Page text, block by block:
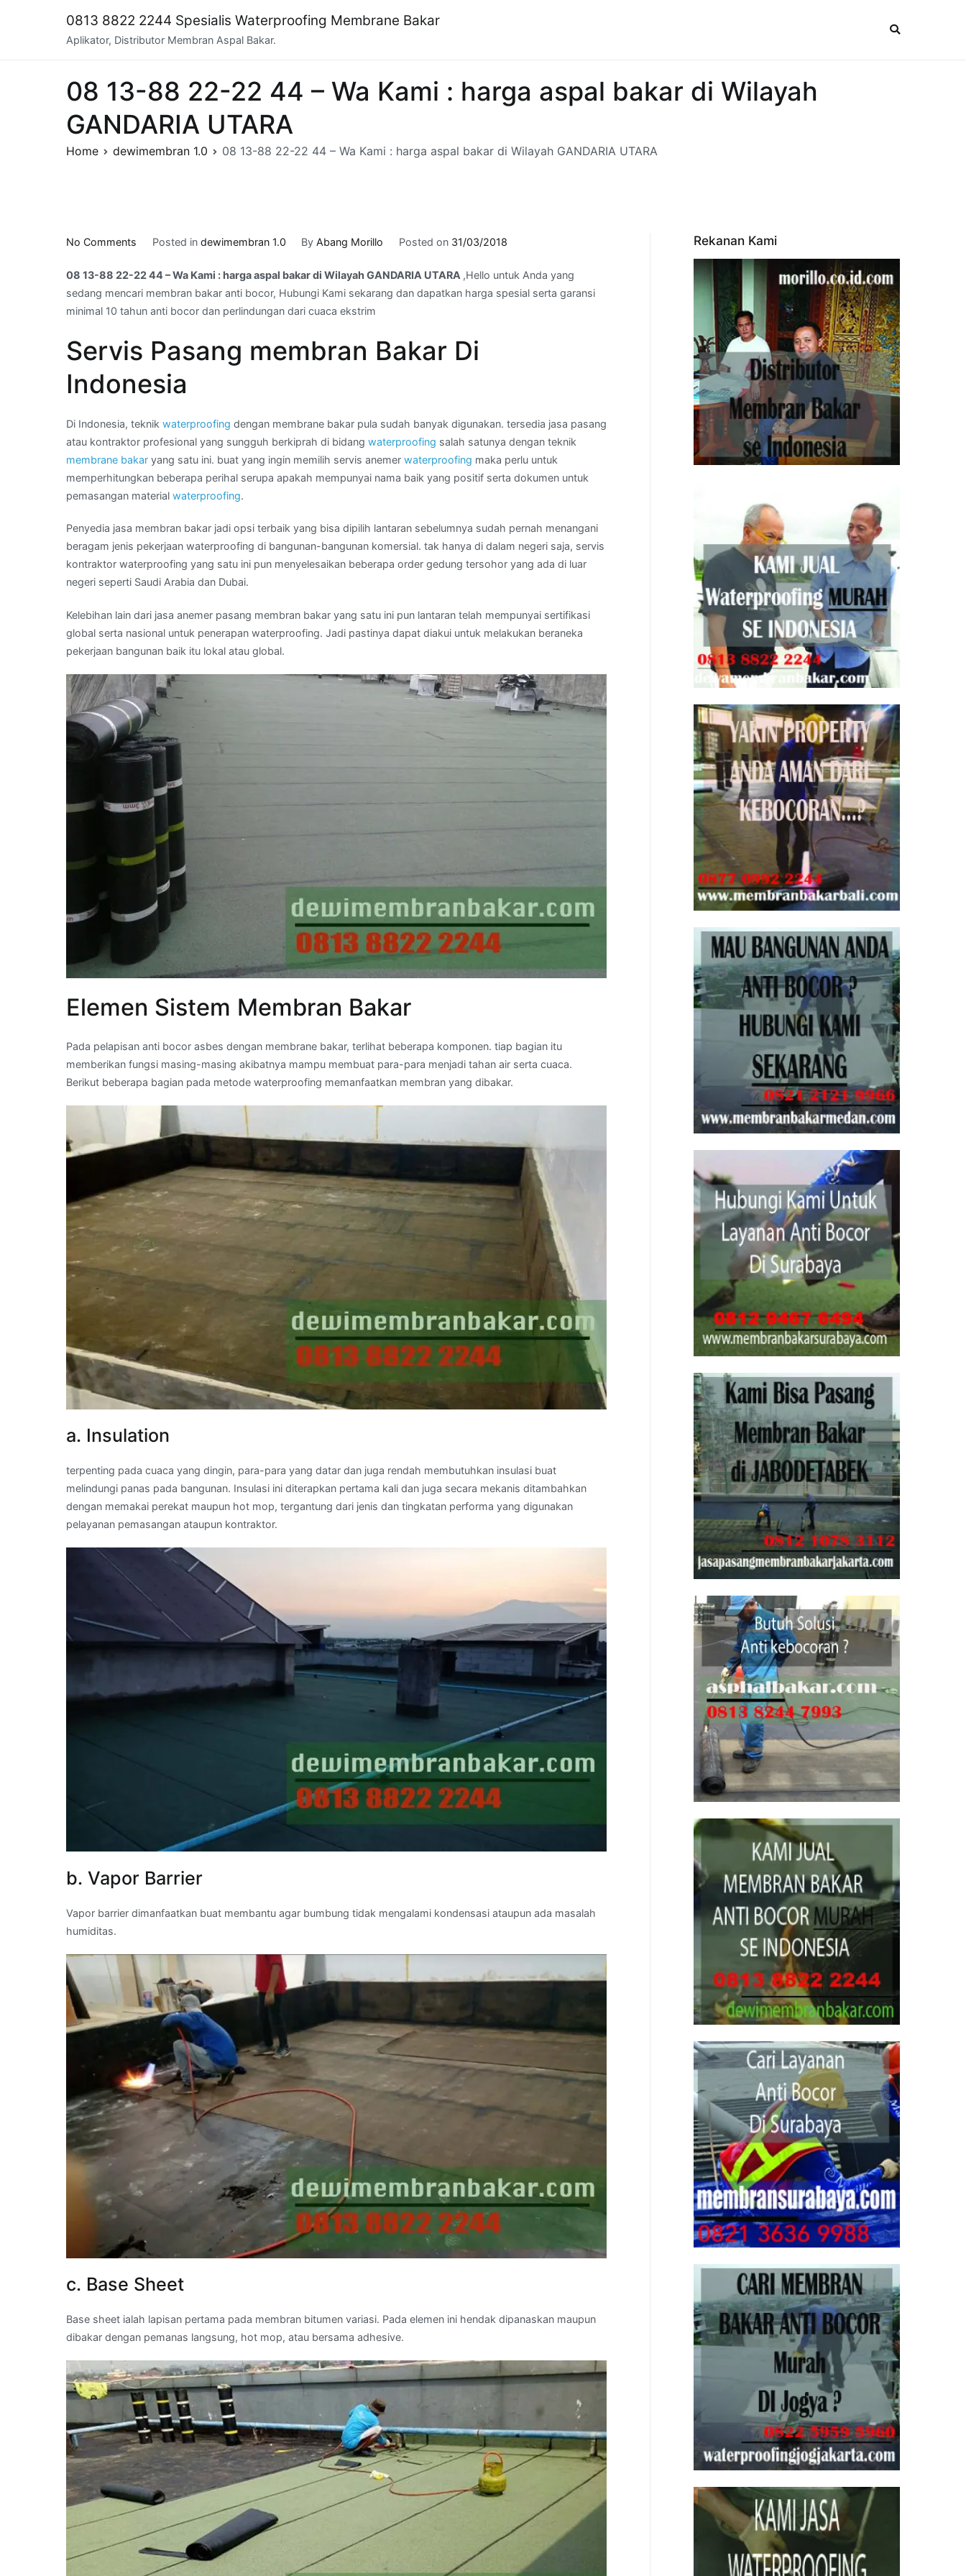
0813 8822 2244 Spesialis Waterproofing Membrane Bakar
Aplikator, Distributor Membran Aspal Bakar.
08 13-88 22-22 44 – Wa Kami : harga aspal bakar di Wilayah
GANDARIA UTARA
Home dewimembran 1.0 08 13-88 22-22 44 – Wa Kami : harga aspal bakar di Wilayah GANDARIA UTARA
No Comments
13-
88
22-
44
Wa
:
harga
aspal
bakar
di
GANDARIA
UTARA
Posted in dewimembran 1.0 ByAbang Morillo Posted on 31/03/2018
08 13-88 22-22 44 – Wa Kami : harga aspal bakar di Wilayah GANDARIA UTARA ,Hello untuk Anda yang
sedang mencari membran bakar anti bocor, Hubungi Kami sekarang dan dapatkan harga spesial serta garansi
minimal 10 tahun anti bocor dan perlindungan dari cuaca ekstrim
Servis Pasang membran Bakar Di
Indonesia
Di Indonesia, teknik waterproofing dengan membrane bakar pula sudah banyak digunakan. tersedia jasa pasang
atau kontraktor profesional yang sungguh berkiprah di bidang waterproofing salah satunya dengan teknik
membrane bakar yang satu ini. buat yang ingin memilih servis anemer waterproofing maka perlu untuk
memperhitungkan beberapa perihal serupa apakah mempunyai nama baik yang positif serta dokumen untuk
pemasangan material waterproofing.
Penyedia jasa membran bakar jadi opsi terbaik yang bisa dipilih lantaran sebelumnya sudah pernah menangani
beragam jenis pekerjaan waterproofing di bangunan-bangunan komersial. tak hanya di dalam negeri saja, servis
kontraktor waterproofing yang satu ini pun menyelesaikan beberapa order gedung tersohor yang ada di luar
negeri seperti Saudi Arabia dan Dubai.
Kelebihan lain dari jasa anemer pasang membran bakar yang satu ini pun lantaran telah mempunyai sertifikasi
global serta nasional untuk penerapan waterproofing. Jadi pastinya dapat diakui untuk melakukan beraneka
pekerjaan bangunan baik itu lokal atau global.
Elemen Sistem Membran Bakar
Pada pelapisan anti bocor asbes dengan membrane bakar, terlihat beberapa komponen. tiap bagian itu
memberikan fungsi masing-masing akibatnya mampu membuat para-para menjadi tahan air serta cuaca.
Berikut beberapa bagian pada metode waterproofing memanfaatkan membran yang dibakar.
a. Insulation
terpenting pada cuaca yang dingin, para-para yang datar dan juga rendah membutuhkan insulasi buat
melindungi panas pada bangunan. Insulasi ini diterapkan pertama kali dan juga secara mekanis ditambahkan
dengan memakai perekat maupun hot mop, tergantung dari jenis dan tingkatan performa yang digunakan
pelayanan pemasangan ataupun kontraktor.
b. Vapor Barrier
Vapor barrier dimanfaatkan buat membantu agar bumbung tidak mengalami kondensasi ataupun ada masalah
humiditas.
c. Base Sheet
Base sheet ialah lapisan pertama pada membran bitumen variasi. Pada elemen ini hendak dipanaskan maupun
dibakar dengan pemanas langsung, hot mop, atau bersama adhesive.
Rekanan Kami